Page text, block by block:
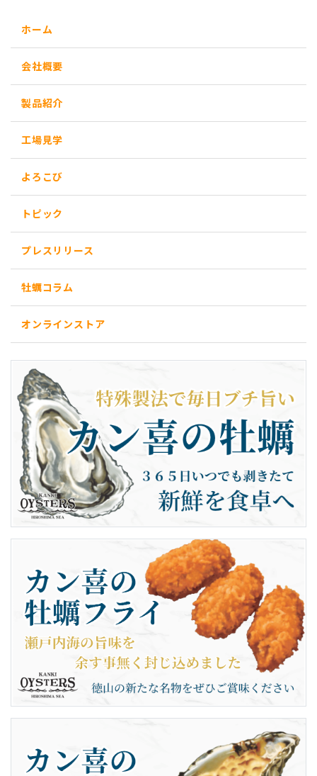
ホーム
会社概要
製品紹介
工場見学
よろこび
トピック
プレスリリース
牡蠣コラム
オンラインストア